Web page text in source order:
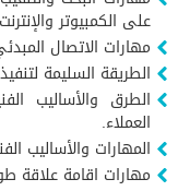
على الكمبيوتر
مهارات الاتصال
الطريقة السليمة
الطرق والأساليب
العملاء.
المهارات والأساليب
مهارات اقامة علاقة